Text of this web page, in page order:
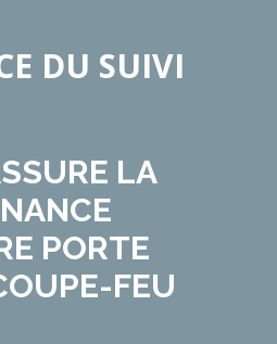
DU SUIVI
LA
PORTE
FEU